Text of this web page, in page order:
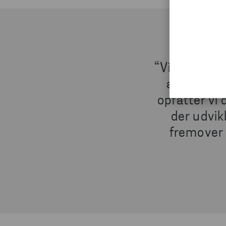
“Vi støtter
at
opfatter vi
der
fremover